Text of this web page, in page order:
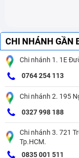
CHI NHÁNH GẦN
Chi nhánh 1. 1E
0764 254 113
Chi nhánh 2. 195
0327 998 188
Chi nhánh 3. 721
Tp.HCM.
0835 001 511